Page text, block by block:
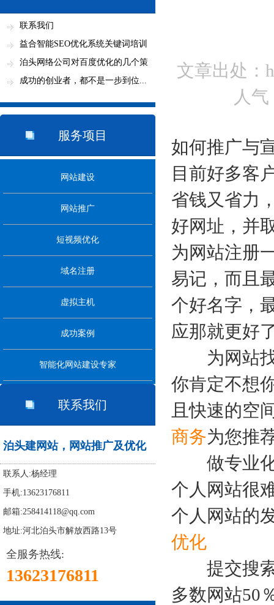
联系我们
益合智能SEO优化系统关键词培训
资料...
泊头网络公司对百度优化的几个策
略分析...
成功的创业者，都不是一步到位...
服务项目
网站建设
网站推广
短视频优化
域名注册
虚拟主机
成功案例
智能化网站建设专家
联系我们
泊头建网站，网站推广及优化
联系人:杨经理
手机:13623176811
邮箱:258414118@qq.com
地址:河北泊头市解放西路13号
全服务热线:
13623176811
文章出处：
人
如何推广与
目前好多客
省钱又省力
好网址，并
为网站注册
易记，而且
个好名字，
应那就更好
为网站找
你肯定不想
且快速的空
商务为您推
做专业化
个人网站很
个人网站的
优化
提交搜索
多数网站50